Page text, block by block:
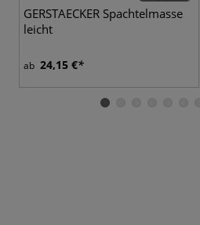
GERSTAECKER Spachtelmasse
leicht
ab 24,15 €